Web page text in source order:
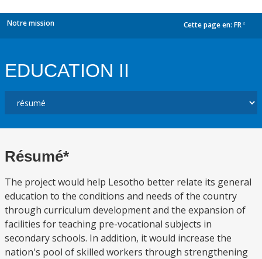
Notre mission Cette page en: FR
EDUCATION II
Résumé*
The project would help Lesotho better relate its general
education to the conditions and needs of the country
through curriculum development and the expansion of
facilities for teaching pre-vocational subjects in
secondary schools. In addition, it would increase the
nation's pool of skilled workers through strengthening